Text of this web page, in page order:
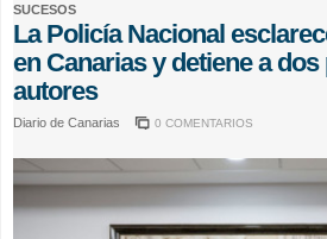
SUCESOS
La Policía Nacional
en Canarias y detiene a
autores
Diario de Canarias 0 COMENTARIOS